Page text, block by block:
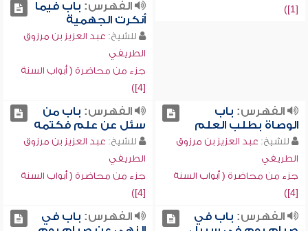
[1])
الفهرس: باب فيما
أنكرت الجهمية
للشيخ: عبد العزيز بن مرزوق
الطريفي
جزء من محاضرة ( أبواب السنة
[4])
الفهرس: باب
الوصاة بطلب العلم
للشيخ: عبد العزيز بن مرزوق
الطريفي
جزء من محاضرة ( أبواب السنة
[4])
الفهرس: باب من
سئل عن علم فكتمه
للشيخ: عبد العزيز بن مرزوق
الطريفي
جزء من محاضرة ( أبواب السنة
[4])
الفهرس: باب في
الفهرس: باب في